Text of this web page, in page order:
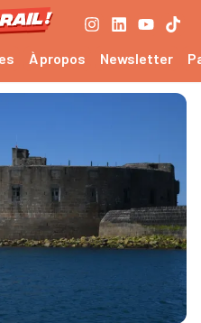
À propos Newsletter